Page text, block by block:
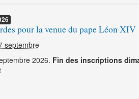
pour la venue du pape Léon XIV
septembre
2026. Fin des inscriptions